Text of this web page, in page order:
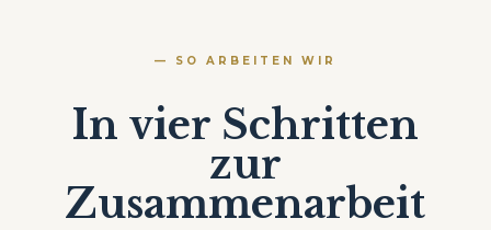
— SO ARBEITEN WIR
In vier Schritten
zur
Zusammenarbeit